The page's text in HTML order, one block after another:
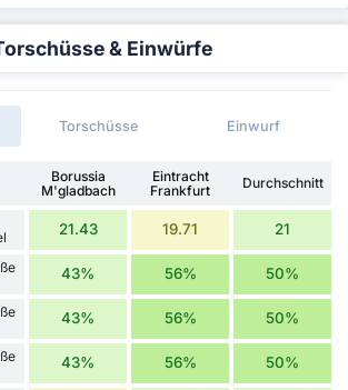
& Einwürfe
Torschüsse Einwurf
Borussia
M'gladbach
Eintracht
Frankfurt
Durchschnitt
21.43 19.71 21
43% 56% 50%
43% 56% 50%
43% 56% 50%